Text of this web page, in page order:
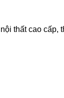
thất cao cấp,